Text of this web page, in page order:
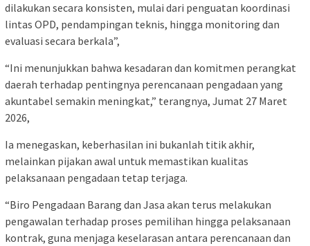
dilakukan secara konsisten, mulai dari penguatan koordinasi
lintas OPD, pendampingan teknis, hingga monitoring dan
evaluasi secara berkala”,
“Ini menunjukkan bahwa kesadaran dan komitmen perangkat
daerah terhadap pentingnya perencanaan pengadaan yang
akuntabel semakin meningkat,” terangnya, Jumat 27 Maret
2026,
Ia menegaskan, keberhasilan ini bukanlah titik akhir,
melainkan pijakan awal untuk memastikan kualitas
pelaksanaan pengadaan tetap terjaga.
“Biro Pengadaan Barang dan Jasa akan terus melakukan
pengawalan terhadap proses pemilihan hingga pelaksanaan
kontrak, guna menjaga keselarasan antara perencanaan dan